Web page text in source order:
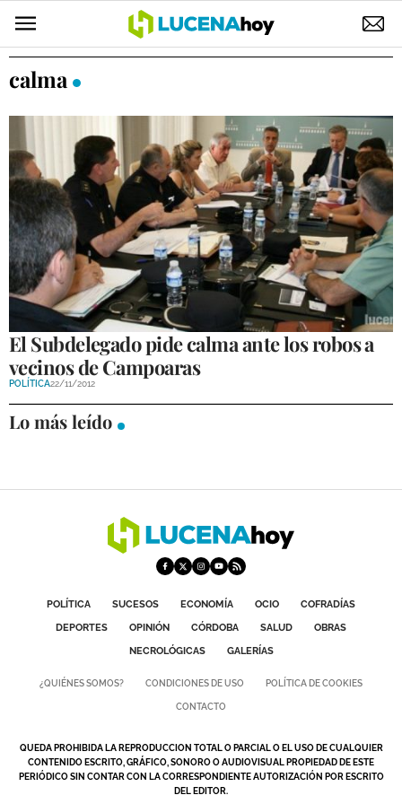
POLÍTICA
ELECCIONES
SUCESOS
ECONOMÍA
DESARROLLO LOCAL
LUCENA EMPRESAS
OCIO
COFRADÍAS
DEPORTES
DEPORTE BASE
VENTANA CIUDADANA
CÓRDOBA
OBRAS
calma
El Subdelegado pide calma ante los robos a
vecinos de Campoaras
POLÍTICA22/11/2012
Lo más leído
POLÍTICA SUCESOS ECONOMÍA OCIO
COFRADÍAS
DEPORTES
OPINIÓN CÓRDOBA SALUD
OBRAS
NECROLÓGICAS
GALERÍAS
¿QUIÉNES SOMOS? CONDICIONES DE USO POLÍTICA DE COOKIES
CONTACTO
QUEDA PROHIBIDA LA REPRODUCCION TOTAL O PARCIAL O EL USO DE CUALQUIER
CONTENIDO ESCRITO, GRÁFICO, SONORO O AUDIOVISUAL PROPIEDAD DE ESTE
PERIÓDICO SIN CONTAR CON LA CORRESPONDIENTE AUTORIZACIÓN POR ESCRITO
DEL EDITOR.